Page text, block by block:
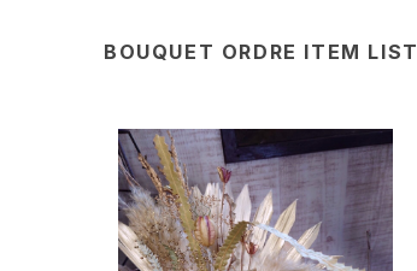
BOUQUET ORDRE ITEM LIST
和ブーケ